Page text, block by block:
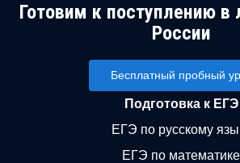
Готовим к поступлению в
России
Бесплатный пробный
Подготовка к ЕГЭ
ЕГЭ по русскому
ЕГЭ по математике